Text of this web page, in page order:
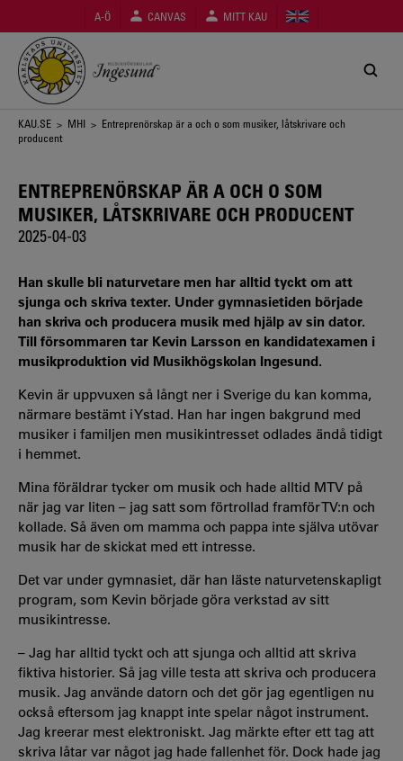
huvudinnehåll
A-Ö CANVAS MITT KAU
Länkstig
KAU.SE > MHI > Entreprenörskap är a och o som musiker, låtskrivare och
producent
ENTREPRENÖRSKAP ÄR A OCH O SOM
MUSIKER, LÅTSKRIVARE OCH PRODUCENT
2025-04-03
Han skulle bli naturvetare men har alltid tyckt om att
sjunga och skriva texter. Under gymnasietiden började
han skriva och producera musik med hjälp av sin dator.
Till försommaren tar Kevin Larsson en kandidatexamen i
musikproduktion vid Musikhögskolan Ingesund.
Kevin är uppvuxen så långt ner i Sverige du kan komma,
närmare bestämt i Ystad. Han har ingen bakgrund med
musiker i familjen men musikintresset odlades ändå tidigt
i hemmet.
Mina föräldrar tycker om musik och hade alltid MTV på
när jag var liten – jag satt som förtrollad framför TV:n och
kollade. Så även om mamma och pappa inte själva utövar
musik har de skickat med ett intresse.
Det var under gymnasiet, där han läste naturvetenskapligt
program, som Kevin började göra verkstad av sitt
musikintresse.
– Jag har alltid tyckt och att sjunga och alltid att skriva
fiktiva historier. Så jag ville testa att skriva och producera
musik. Jag använde datorn och det gör jag egentligen nu
också eftersom jag knappt inte spelar något instrument.
Jag kreerar mest elektroniskt. Jag märkte efter ett tag att
skriva låtar var något jag hade fallenhet för. Dock hade jag